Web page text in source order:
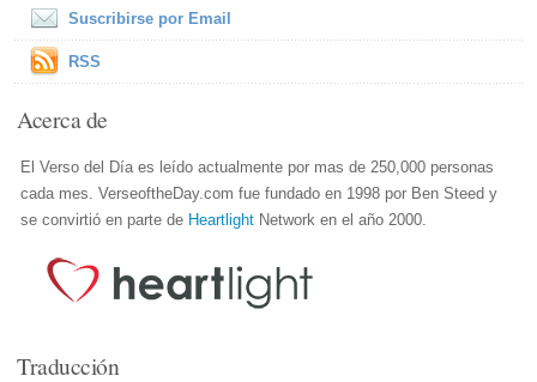
Suscribirse por Email
RSS
Acerca de
El Verso del Día es leído actualmente por mas de 250,000 personas
cada mes. VerseoftheDay.com fue fundado en 1998 por Ben Steed y
se convirtió en parte de Heartlight Network en el año 2000.
Traducción